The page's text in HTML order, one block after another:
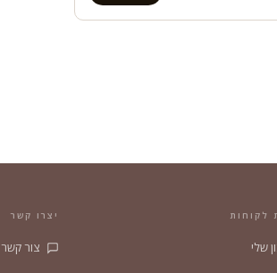
לקוחות
שלי
יצרו קשר
צור קשר